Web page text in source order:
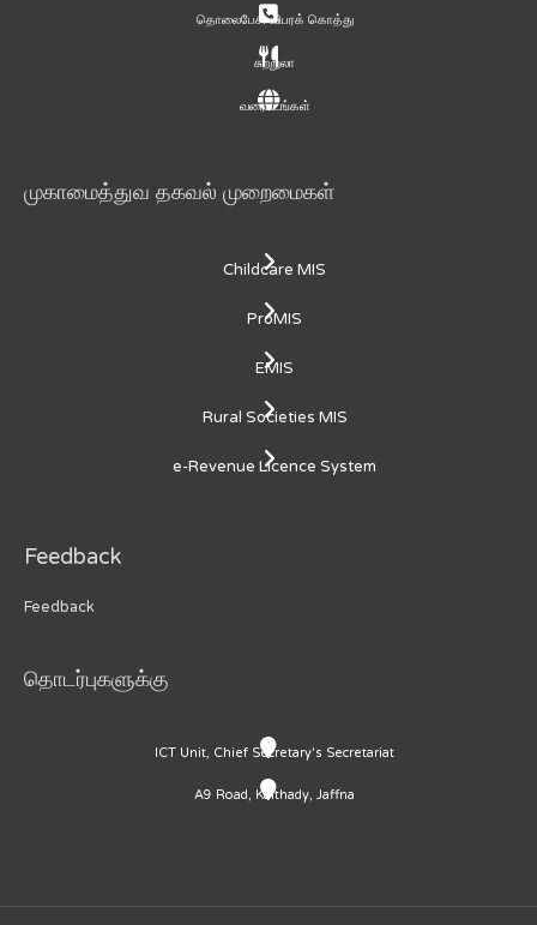
தொலைபேசி விபரக் கொத்து
சுற்றுலா
வரைபடங்கள்
முகாமைத்துவ தகவல் முறைமைகள்
Childcare MIS
ProMIS
EMIS
Rural Societies MIS
e-Revenue Licence System
Feedback
Feedback
தொடர்புகளுக்கு
ICT Unit, Chief Secretary's Secretariat
A9 Road, Kaithady, Jaffna